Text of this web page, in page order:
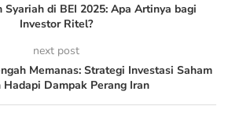
Syariah di BEI 2025: Apa Artinya bagi
Investor Ritel?
next post
Memanas: Strategi Investasi Saham
Hadapi Dampak Perang Iran